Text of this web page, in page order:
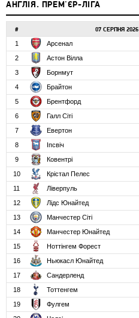
АНГЛІЯ. ПРЕМ'ЄР-ЛІГА
# 07 СЕРПНЯ 2026
1 Арсенал
2
Астон Вілла
3
Борнмут
4
Брайтон
5
Брентфорд
6
Галл Сіті
7
Евертон
8
Іпсвіч
9
Ковентрі
10
Крістал Пелес
11
Ліверпуль
12
Лідс Юнайтед
13
Манчестер Сіті
14
Манчестер Юнайтед
15
Ноттінгем Форест
16
Ньюкасл Юнайтед
17
Сандерленд
18
Тоттенгем
19
Фулгем